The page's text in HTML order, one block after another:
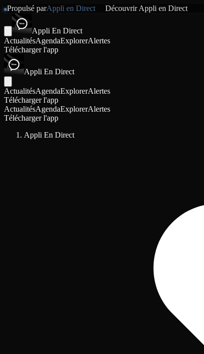
Propulsé parAppli en Direct DécouvrirAppli en Direct
Appli En Direct
ActualitésAgendaExplorerAlertes
Télécharger l'app
Appli En Direct
ActualitésAgendaExplorerAlertes
Télécharger l'app
ActualitésAgendaExplorerAlertes
Télécharger l'app
Appli En Direct